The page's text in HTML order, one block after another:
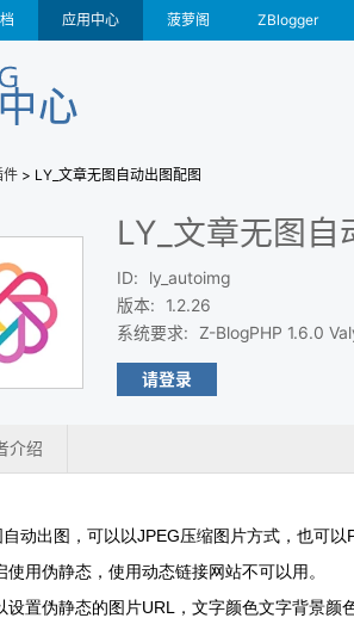
应用中心 菠萝阁 ZBlogger
件 > LY_文章无图自动出图配图
LY_文章无图自
ID:
ly_autoimg
版本:
1.2.26
系统要求: Z-BlogPHP 1.6.0
请登录
介绍
动出图，可以以JPEG压缩图片方式，也可
使用伪静态，使用动态链接网站不可以用。
设置伪静态的图片URL，文字颜色文字背景